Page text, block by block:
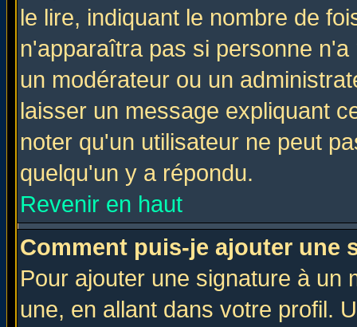
le lire, indiquant le nombre de
n'apparaîtra pas si personne
un modérateur ou un
laisser un message expliquant
noter qu'un utilisateur ne peut
quelqu'un y a répondu.
Revenir en haut
Comment puis-je ajouter une
Pour ajouter une signature à un
une, en allant dans votre profil.